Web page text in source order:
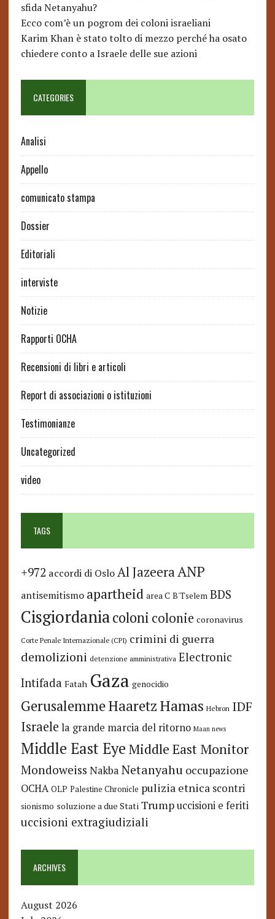
sfida Netanyahu?
Ecco com’è un pogrom dei coloni israeliani
Karim Khan è stato tolto di mezzo perché ha osato
chiedere conto a Israele delle sue azioni
CATEGORIES
Analisi
Appello
comunicato stampa
Dossier
Editoriali
interviste
Notizie
Rapporti OCHA
Recensioni di libri e articoli
Report di associazioni o istituzioni
Testimonianze
Uncategorized
video
TAGS
+972 accordi di Oslo Al JazeeraANP
antisemitismo apartheid area C B'Tselem BDS
Cisgiordaniacoloni colonie coronavirus
Corte Penale Internazionale (CPI) crimini di guerra
demolizioni detenzione amministrativa Electronic
Intifada Fatah Gaza genocidio
GerusalemmeHaaretzHamas Hebron IDF
Israele la grande marcia del ritorno Maan news
Middle East Eye Middle East Monitor
Mondoweiss Nakba Netanyahu occupazione
OCHA OLP Palestine Chronicle pulizia etnica scontri
sionismo soluzione a due Stati Trump uccisioni e feriti
uccisioni extragiudiziali
ARCHIVES
August 2026